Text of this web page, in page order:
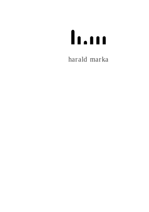
harald marka